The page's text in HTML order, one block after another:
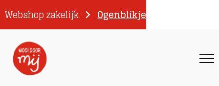
Webshop zakelijk Ogenblikje